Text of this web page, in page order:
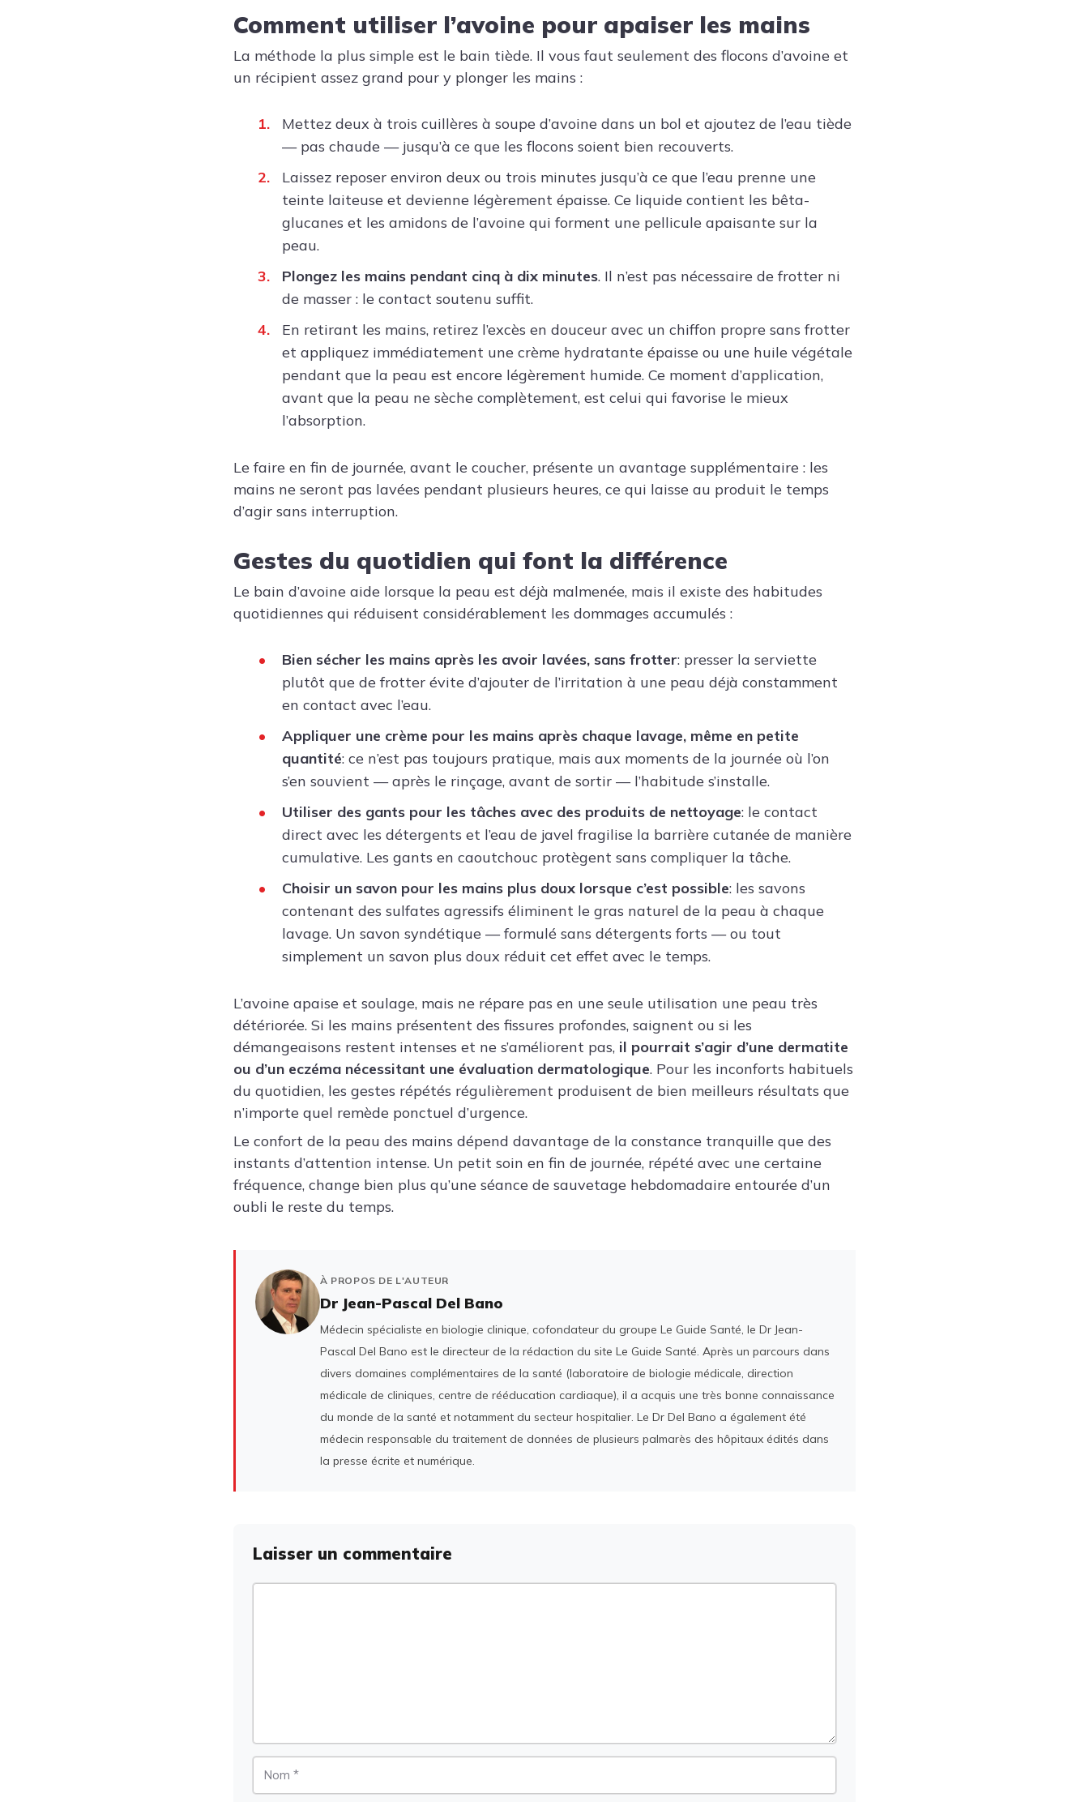
Comment utiliser l’avoine pour apaiser les mains
La méthode la plus simple est le bain tiède. Il vous faut seulement des flocons d’avoine et
un récipient assez grand pour y plonger les mains :
Mettez deux à trois cuillères à soupe d’avoine dans un bol et ajoutez de l’eau tiède
— pas chaude — jusqu’à ce que les flocons soient bien recouverts.
Laissez reposer environ deux ou trois minutes jusqu’à ce que l’eau prenne une
teinte laiteuse et devienne légèrement épaisse. Ce liquide contient les bêta-
glucanes et les amidons de l’avoine qui forment une pellicule apaisante sur la
peau.
Plongez les mains pendant cinq à dix minutes. Il n’est pas nécessaire de frotter ni
de masser : le contact soutenu suffit.
En retirant les mains, retirez l’excès en douceur avec un chiffon propre sans frotter
et appliquez immédiatement une crème hydratante épaisse ou une huile végétale
pendant que la peau est encore légèrement humide. Ce moment d’application,
avant que la peau ne sèche complètement, est celui qui favorise le mieux
l’absorption.
Le faire en fin de journée, avant le coucher, présente un avantage supplémentaire : les
mains ne seront pas lavées pendant plusieurs heures, ce qui laisse au produit le temps
d’agir sans interruption.
Gestes du quotidien qui font la différence
Le bain d’avoine aide lorsque la peau est déjà malmenée, mais il existe des habitudes
quotidiennes qui réduisent considérablement les dommages accumulés :
Bien sécher les mains après les avoir lavées, sans frotter: presser la serviette
plutôt que de frotter évite d’ajouter de l’irritation à une peau déjà constamment
en contact avec l’eau.
Appliquer une crème pour les mains après chaque lavage, même en petite
quantité: ce n’est pas toujours pratique, mais aux moments de la journée où l’on
s’en souvient — après le rinçage, avant de sortir — l’habitude s’installe.
Utiliser des gants pour les tâches avec des produits de nettoyage: le contact
direct avec les détergents et l’eau de javel fragilise la barrière cutanée de manière
cumulative. Les gants en caoutchouc protègent sans compliquer la tâche.
Choisir un savon pour les mains plus doux lorsque c’est possible: les savons
contenant des sulfates agressifs éliminent le gras naturel de la peau à chaque
lavage. Un savon syndétique — formulé sans détergents forts — ou tout
simplement un savon plus doux réduit cet effet avec le temps.
L’avoine apaise et soulage, mais ne répare pas en une seule utilisation une peau très
détériorée. Si les mains présentent des fissures profondes, saignent ou si les
démangeaisons restent intenses et ne s’améliorent pas, il pourrait s’agir d’une dermatite
ou d’un eczéma nécessitant une évaluation dermatologique. Pour les inconforts habituels
du quotidien, les gestes répétés régulièrement produisent de bien meilleurs résultats que
n’importe quel remède ponctuel d’urgence.
Le confort de la peau des mains dépend davantage de la constance tranquille que des
instants d’attention intense. Un petit soin en fin de journée, répété avec une certaine
fréquence, change bien plus qu’une séance de sauvetage hebdomadaire entourée d’un
oubli le reste du temps.
À PROPOS DE L'AUTEUR
Dr Jean-Pascal Del Bano
Médecin spécialiste en biologie clinique, cofondateur du groupe Le Guide Santé, le Dr Jean-
Pascal Del Bano est le directeur de la rédaction du site Le Guide Santé. Après un parcours dans
divers domaines complémentaires de la santé (laboratoire de biologie médicale, direction
médicale de cliniques, centre de rééducation cardiaque), il a acquis une très bonne connaissance
du monde de la santé et notamment du secteur hospitalier. Le Dr Del Bano a également été
médecin responsable du traitement de données de plusieurs palmarès des hôpitaux édités dans
la presse écrite et numérique.
Laisser un commentaire